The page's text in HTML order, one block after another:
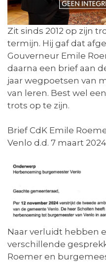
Zit sinds 2012 op zijn
termijn. Hij gaf dat
Gouverneur Emile
daarna een brief aan
jaar wegpoetsen van
van leren. Best wel
trots op te zijn.
Brief CdK Emile
Venlo d.d. 7 maart
Naar verluidt hebben
verschillende
Roemer en